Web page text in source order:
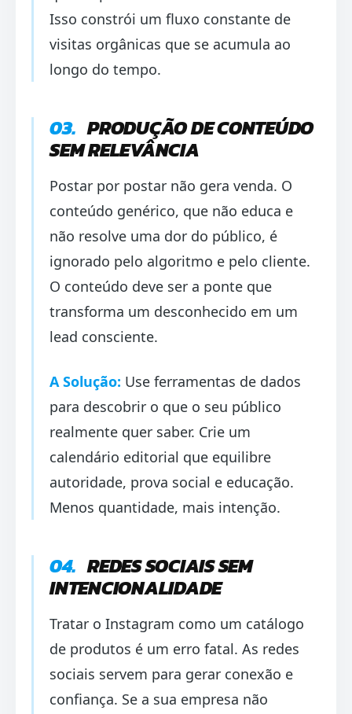
Isso constrói um fluxo constante de
visitas orgânicas que se acumula ao
longo do tempo.
03. PRODUÇÃO DE CONTEÚDO
SEM RELEVÂNCIA
Postar por postar não gera venda. O
conteúdo genérico, que não educa e
não resolve uma dor do público, é
ignorado pelo algoritmo e pelo cliente.
O conteúdo deve ser a ponte que
transforma um desconhecido em um
lead consciente.
A Solução: Use ferramentas de dados
para descobrir o que o seu público
realmente quer saber. Crie um
calendário editorial que equilibre
autoridade, prova social e educação.
Menos quantidade, mais intenção.
04. REDES SOCIAIS SEM
INTENCIONALIDADE
Tratar o Instagram como um catálogo
de produtos é um erro fatal. As redes
sociais servem para gerar conexão e
confiança. Se a sua empresa não